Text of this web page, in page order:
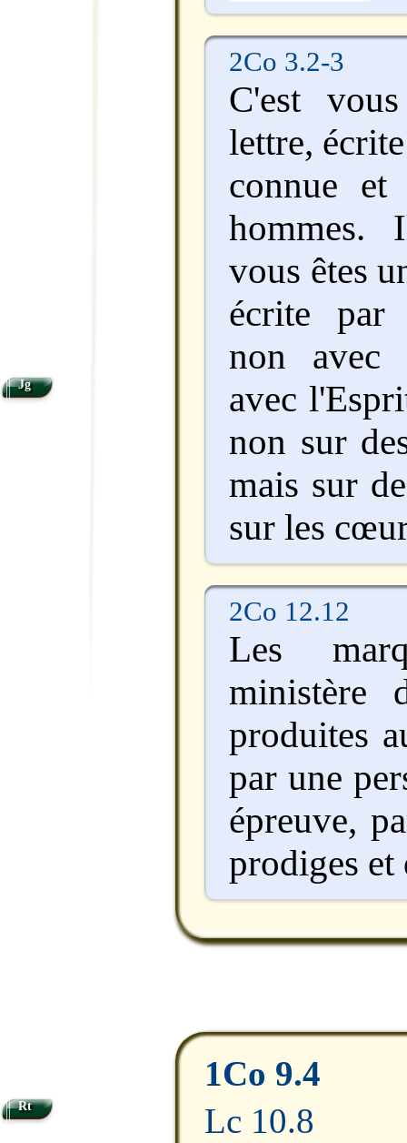
2Co 3.2-3
C'est
lettre,
connue
vous êtes
écrite par
non avec
avec
non sur
mais sur
sur les
2Co 12.12
Les
ministère
produites
par une
épreuve,
prodiges et
1Co 9.4
Lc 10.8
Jg
Rt